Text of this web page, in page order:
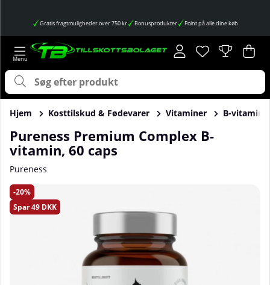
Gratis fragtmuligheder over 750 kr Bonusprodukter Point på alle dine køb
Ønskeliste
Antal på
. .
Hjem Kosttilskud & Fødevarer Vitaminer B-vitamin
Pureness Premium Complex B-
vitamin, 60 caps
Pureness
20
Spar49 DKK
Produktbilleder Pureness Premium Complex B-vitamin, 60